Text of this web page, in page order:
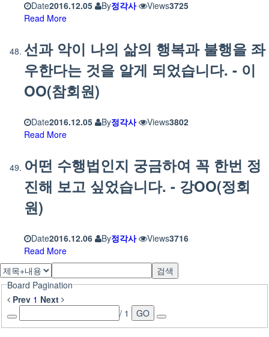
Date2016.12.05 By정각사 Views3725
Read More
선과 악이 나의 삶의 행복과 불행을 좌
우한다는 것을 알게 되었습니다. - 이
OO(참회원)
Date2016.12.05 By정각사 Views3802
Read More
어떤 수행법인지 궁금하여 꼭 한번 정
진해 보고 싶었습니다. - 강OO(정회
원)
Date2016.12.06 By정각사 Views3716
Read More
검색
Board Pagination
Prev 1 Next
/ 1
GO